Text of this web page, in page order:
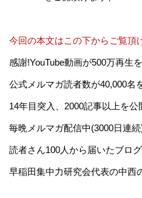
今回の本文はこの下からご覧頂
感謝!YouTube動画が500万再生
公式メルマガ読者数が40,000名
14年目突入、2000記事以上を公
毎晩メルマガ配信中(3000日連続
読者さん100人から届いたブロ
早稲田集中力研究会代表の中西